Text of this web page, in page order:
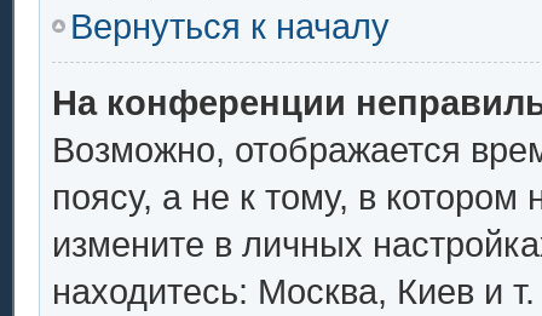
Вернуться к началу
На конференции
Возможно, отображается
поясу, а не к тому, в
измените в личных
находитесь: Москва, Киев и